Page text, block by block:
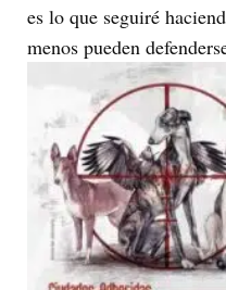
es lo que seguiré
menos pueden